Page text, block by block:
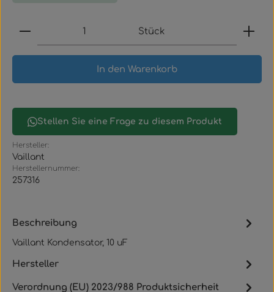
Produkt Anzahl: Gib den gewünschten Wert
Stück
In den Warenkorb
Stellen Sie eine Frage zu diesem Produkt
Hersteller:
Vaillant
Herstellernummer:
257316
Beschreibung
Vaillant Kondensator, 10 uF
Hersteller
Verordnung (EU) 2023/988 Produktsicherheit